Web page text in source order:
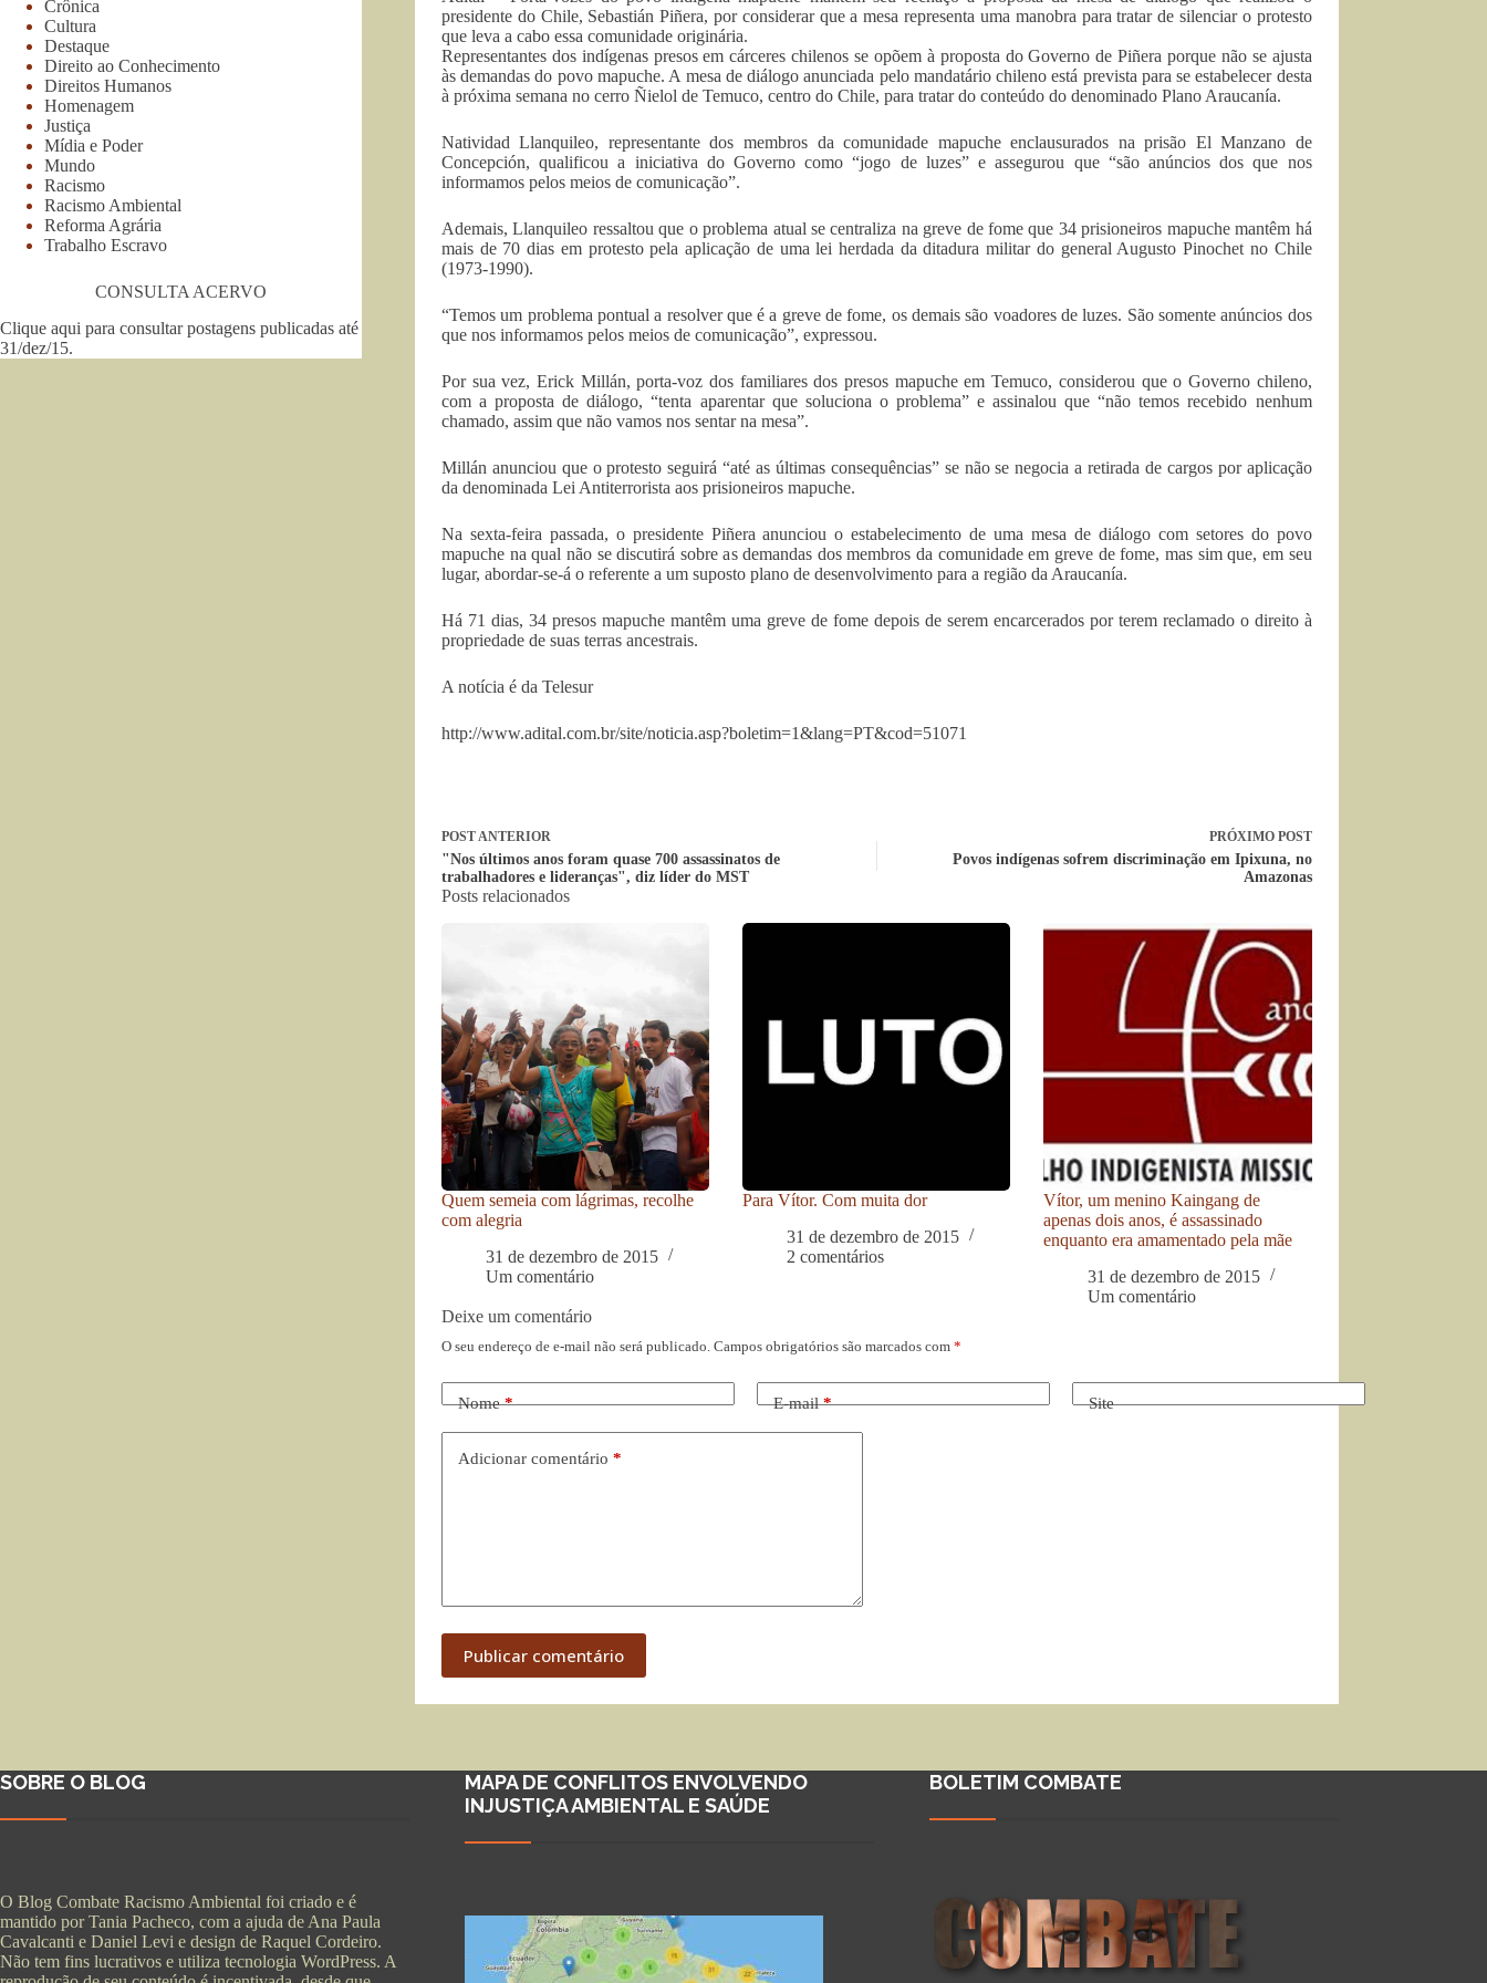
presidente do Chile, Sebastián Piñera, por considerar que a mesa representa uma manobra para tratar de silenciar o protesto
que leva a cabo essa comunidade originária.
Representantes dos indígenas presos em cárceres chilenos se opõem à proposta do Governo de Piñera porque não se ajusta
às demandas do povo mapuche. A mesa de diálogo anunciada pelo mandatário chileno está prevista para se estabelecer desta
à próxima semana no cerro Ñielol de Temuco, centro do Chile, para tratar do conteúdo do denominado Plano Araucanía.
Natividad Llanquileo, representante dos membros da comunidade mapuche enclausurados na prisão El Manzano de
Concepción, qualificou a iniciativa do Governo como “jogo de luzes” e assegurou que “são anúncios dos que nos
informamos pelos meios de comunicação”.
Ademais, Llanquileo ressaltou que o problema atual se centraliza na greve de fome que 34 prisioneiros mapuche mantêm há
mais de 70 dias em protesto pela aplicação de uma lei herdada da ditadura militar do general Augusto Pinochet no Chile
(1973-1990).
“Temos um problema pontual a resolver que é a greve de fome, os demais são voadores de luzes. São somente anúncios dos
que nos informamos pelos meios de comunicação”, expressou.
Por sua vez, Erick Millán, porta-voz dos familiares dos presos mapuche em Temuco, considerou que o Governo chileno,
com a proposta de diálogo, “tenta aparentar que soluciona o problema” e assinalou que “não temos recebido nenhum
chamado, assim que não vamos nos sentar na mesa”.
Millán anunciou que o protesto seguirá “até as últimas consequências” se não se negocia a retirada de cargos por aplicação
da denominada Lei Antiterrorista aos prisioneiros mapuche.
Na sexta-feira passada, o presidente Piñera anunciou o estabelecimento de uma mesa de diálogo com setores do povo
mapuche na qual não se discutirá sobre as demandas dos membros da comunidade em greve de fome, mas sim que, em seu
lugar, abordar-se-á o referente a um suposto plano de desenvolvimento para a região da Araucanía.
Há 71 dias, 34 presos mapuche mantêm uma greve de fome depois de serem encarcerados por terem reclamado o direito à
propriedade de suas terras ancestrais.
A notícia é da Telesur
http://www.adital.com.br/site/noticia.asp?boletim=1&lang=PT&cod=51071
POSTANTERIOR
"Nos últimos anos foram quase 700 assassinatos de
trabalhadores e lideranças", diz líder do MST
PRÓXIMO POST
Povos indígenas sofrem discriminação em Ipixuna, no
Amazonas
Posts relacionados
Quem semeia com lágrimas, recolhe
com alegria
31 de dezembro de 2015
Um comentário
Para Vítor. Com muita dor
31 de dezembro de 2015
2 comentários
Vítor, um menino Kaingang de
apenas dois anos, é assassinado
enquanto era amamentado pela mãe
31 de dezembro de 2015
Um comentário
Deixe um comentário
O seu endereço de e-mail não será publicado. Campos obrigatórios são marcados com *
Nome* E-mail* Site
Adicionar comentário *
Publicar comentário
Crônica
Cultura
Destaque
Direito ao Conhecimento
Direitos Humanos
Homenagem
Justiça
Mídia e Poder
Mundo
Racismo
Racismo Ambiental
Reforma Agrária
Trabalho Escravo
CONSULTA ACERVO
Clique aqui para consultar postagens publicadas até
31/dez/15.
SOBRE O BLOG
O Blog Combate Racismo Ambiental foi criado e é
mantido por Tania Pacheco, com a ajuda de Ana Paula
Cavalcanti e Daniel Levi e design de Raquel Cordeiro.
Não tem fins lucrativos e utiliza tecnologia WordPress. A
MAPA DE CONFLITOS ENVOLVENDO
INJUSTIÇA AMBIENTAL E SAÚDE
BOLETIM COMBATE